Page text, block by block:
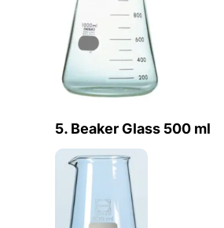
5. Beaker Glass 500 ml